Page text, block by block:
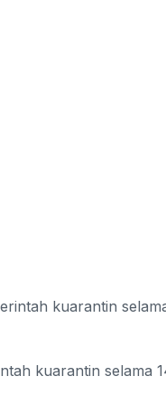
kuarantin
kuarantin selama